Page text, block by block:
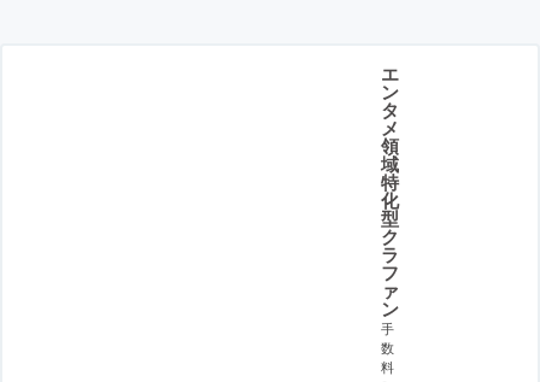
エ
ン
タ
メ
領
域
特
化
型
ク
ラ
フ
ァ
ン
手
数
料